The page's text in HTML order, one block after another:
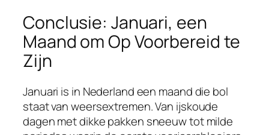
Conclusie: Januari, een
Maand om Op Voorbereid te
Zijn
Januari is in Nederland een maand die bol
staat van weersextremen. Van ijskoude
dagen met dikke pakken sneeuw tot milde